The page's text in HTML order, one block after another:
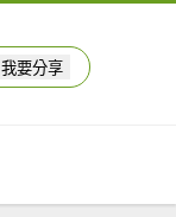
我要分享